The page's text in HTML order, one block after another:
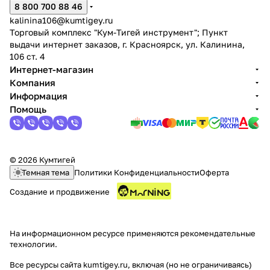
8 800 700 88 46
kalinina106@kumtigey.ru
Торговый комплекс "Кум-Тигей инструмент"; Пункт
выдачи интернет заказов, г. Красноярск, ул. Калинина,
106 ст. 4
Интернет-магазин
Компания
Информация
Помощь
© 2026 Кумтигей
Темная тема Политики КонфиденциальностиОферта
Создание и продвижение
На информационном ресурсе применяются рекомендательные
технологии.
Все ресурсы сайта kumtigey.ru, включая (но не ограничиваясь)